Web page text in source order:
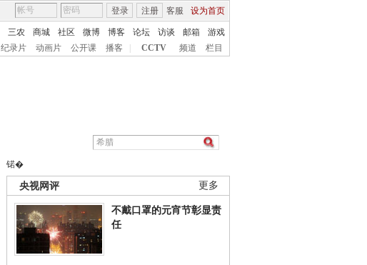
客服 设为首页
登录 注册
三农 商城 社区 微博 博客 论坛 访谈 邮箱
游戏
纪录片 动画片 公开课 播客 CCTV 频道 栏目
锘�
更多
央视网评
不戴口罩的元宵节彰显责
任